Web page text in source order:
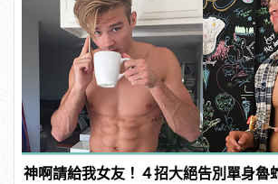
神啊請給我女友！４招大絕告別單身魯